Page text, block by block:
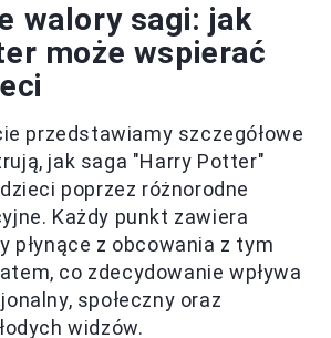
walory sagi: jak
może wspierać
przedstawiamy szczegółowe
jak saga "Harry Potter"
poprzez różnorodne
Każdy punkt zawiera
płynące z obcowania z tym
co zdecydowanie wpływa
społeczny oraz
widzów.